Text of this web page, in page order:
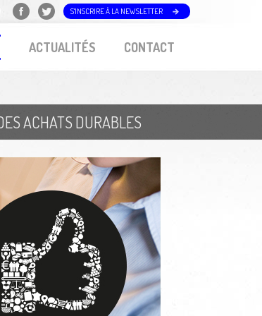
ACTUALITÉS CONTACT
S'INSCRIRE À LA NEWSLETTER
ACHATS DURABLES